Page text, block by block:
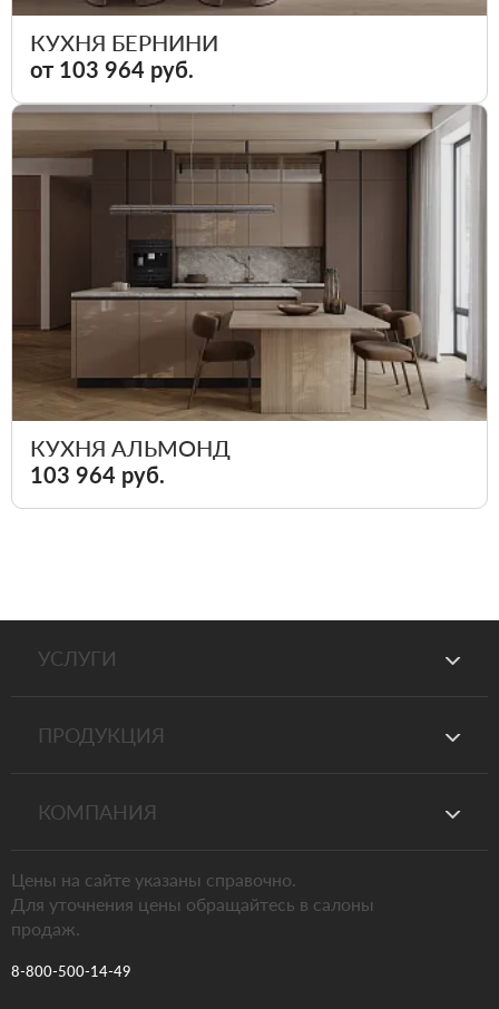
КУХНЯ БЕРНИНИ
от 103 964 руб.
КУХНЯ АЛЬМОНД
103 964 руб.
8-800-500-14-49
Цены на сайте указаны справочно.
Для уточнения цены обращайтесь в салоны
продаж.
УСЛУГИ
ПРОДУКЦИЯ
КОМПАНИЯ